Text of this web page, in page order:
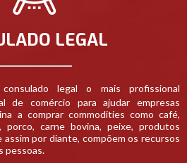
LEGAL
legal o mais profissional
de comércio para ajudar empresas
a comprar commodities como café,
porco, carne bovina, peixe, produtos
por diante, compõem os recursos
pessoas.